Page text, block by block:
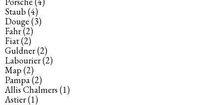
Staub(4)
Douge (3)
Fahr(2)
Fiat(2)
Guldner(2)
Labourier(2)
Map(2)
Pampa(2)
Allis Chalmers (1)
Astier(1)